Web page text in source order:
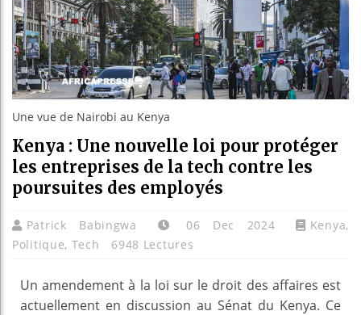
Bénin :
Une vue de Nairobi au Kenya
Kenya : Une nouvelle loi pour protéger
les entreprises de la tech contre les
poursuites des employés
Patrick Babingwa 06 Dec 2024 Kenya,
Politique, Tech 6948 Lectures
Un amendement à la loi sur le droit des affaires est
actuellement en discussion au Sénat du Kenya. Ce